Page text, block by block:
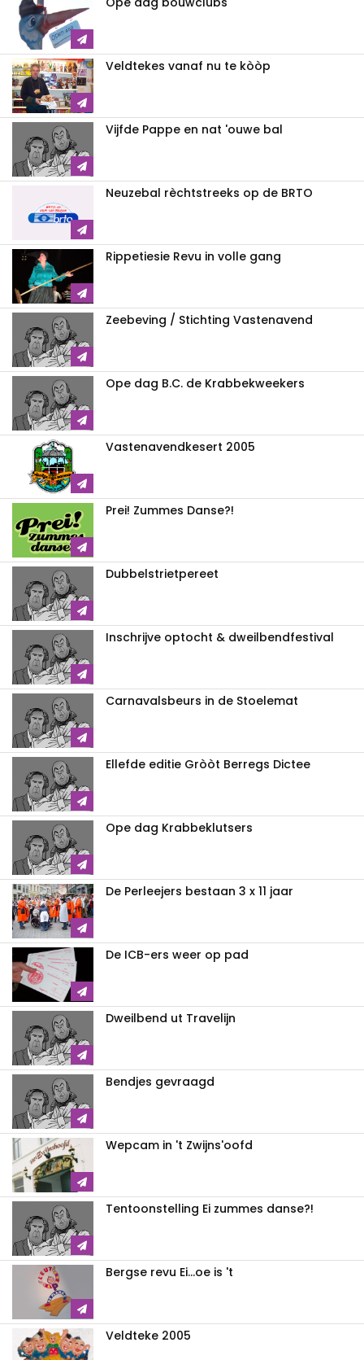
Veldtekes vanaf nu te kòòp
Vijfde Pappe en nat 'ouwe bal
Neuzebal rèchtstreeks op de BRTO
Rippetiesie Revu in volle gang
Zeebeving / Stichting Vastenavend
Ope dag B.C. de Krabbekweekers
Vastenavendkesert 2005
Prei! Zummes Danse?!
Dubbelstrietpereet
Inschrijve optocht & dweilbendfestival
Carnavalsbeurs in de Stoelemat
Ellefde editie Gròòt Berregs Dictee
Ope dag Krabbeklutsers
De Perleejers bestaan 3 x 11 jaar
De ICB-ers weer op pad
Dweilbend ut Travelijn
Bendjes gevraagd
Wepcam in 't Zwijns'oofd
Tentoonstelling Ei zummes danse?!
Bergse revu Ei...oe is 't
Veldteke 2005